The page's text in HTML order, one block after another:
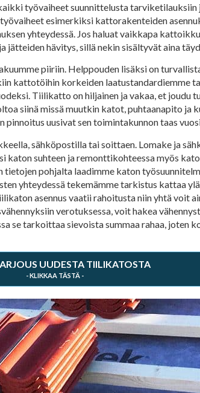
työvaiheet suunnittelusta
esimerkiksi kattorakenteiden
yhteydessä. Jos haluat vaikkapa
hävitys, sillä nekin sisältyvät aina
piiriin. Helppouden lisäksi on
kattotöihin korkeiden laatustandardiemme
Tiilikatto on hiljainen ja vakaa, et joudu
siinä missä muutkin katot, puhtaanapito ja
uusivat sen toimintakunnon taas
sähköpostilla tai soittaen. Lomake ja
suhteen ja remonttikohteessa myös
pohjalta laadimme katon
yhteydessä tekemämme tarkistus kattaa
asennus vaatii rahoitusta niin yhtä voit
verotuksessa, voit hakea
se tarkoittaa sievoista summaa rahaa, joten
UUDESTA TIILIKATOSTA